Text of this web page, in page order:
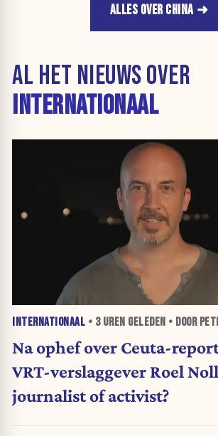
ALLES OVER CHINA
AL HET NIEUWS OVER
INTERNATIONAAL
INTERNATIONAAL • 3 UREN GELEDEN • DOOR
Na ophef over Ceuta-
VRT-verslaggever Roel
journalist of activist?